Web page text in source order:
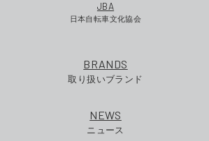
JBA
日本自転車文化協会
BRANDS
取り扱いブランド
NEWS
ニュース